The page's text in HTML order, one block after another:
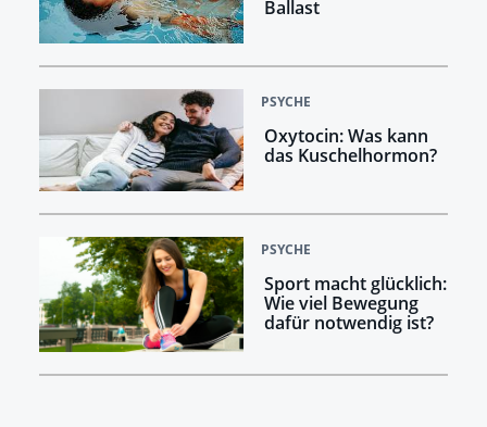
Ballast
PSYCHE
Oxytocin: Was kann
das Kuschelhormon?
PSYCHE
Sport macht glücklich:
Wie viel Bewegung
dafür notwendig ist?